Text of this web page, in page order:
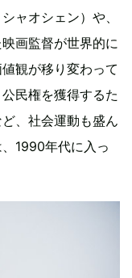
ャオシェン）や、
画監督が世界的に
観が移り変わって
民権を獲得するた
、社会運動も盛ん
1990年代に入っ